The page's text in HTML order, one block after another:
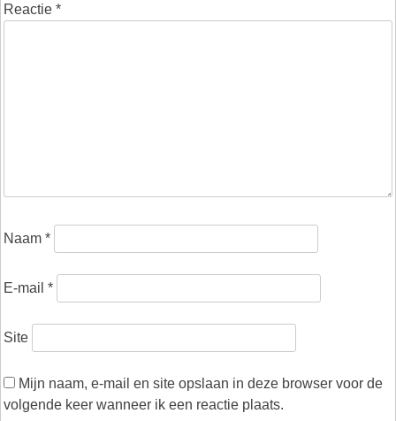
Reactie *
Naam *
E-mail *
Site
Mijn naam, e-mail en site opslaan in deze browser voor de
volgende keer wanneer ik een reactie plaats.